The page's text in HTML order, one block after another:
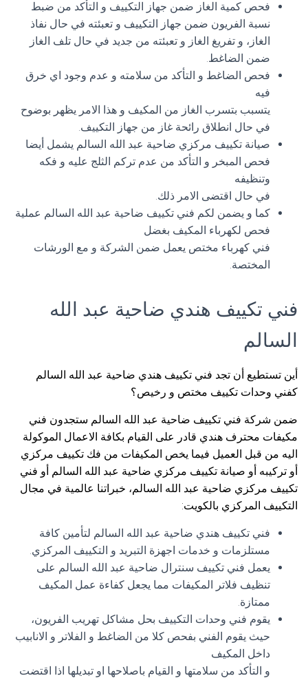
فحص كمية الغاز ضمن جهاز التكييف و التأكد من ضبط
نسبة الفريون ضمن جهاز التكييف و تعبئته في حال نفاذ
الغاز، و تفريغ الغاز و تعبئته من جديد في حال تلف الغاز
ضمن الضاغط.
فحص الضاغط و التأكد من سلامته و عدم وجود اي خرق
فيه
يتسبب بتسرب الغاز من المكيف و هذا الامر يظهر بوضوح
في حال انطلاق رائحة غاز من جهاز التكييف.
صيانة تكييف مركزي ضاحية عبد الله السالم يشمل أيضا
فحص المبخر و التأكد من عدم تركم الثلج عليه و فكه
وتنظيفه
في حال اقتضى الامر ذلك.
كما و يضمن لكم فني تكييف ضاحية عبد الله السالم عملية
فحص لكهرباء المكيف بغضل
فني كهرباء مختص يعمل ضمن الشركة و مع الورشات
المختصة.
فني تكييف هندي ضاحية عبد الله
السالم
أين تستطيع أن تجد فني تكييف هندي ضاحية عبد الله السالم
كفني وحدات تكييف مختص و رخيص؟
ضمن شركة فني تكييف ضاحية عبد الله السالم ستجدون فني
مكيفات محترف هندي قادر على القيام بكافة الاعمال الموكولة
اليه من قبل العميل فيما يخص المكيفات من فك تكييف مركزي
أو تركيبه أو صيانة تكييف مركزي ضاحية عبد الله السالم أو فني
تكييف مركزي ضاحية عبد الله السالم، خبراتنا عالمية في مجال
التكييف المركزي بالكويت:
فني تكييف هندي ضاحية عبد الله السالم لتأمين كافة
مستلزمات و خدمات اجهزة التبريد و التكييف المركزي.
يعمل فني تكييف سنترال ضاحية عبد الله السالم على
تنظيف فلاتر المكيفات مما يجعل كفاءة عمل المكيف
ممتازة.
يقوم فني وحدات التكييف بحل مشاكل تهريب الفريون،
حيث يقوم الفني بفحص كلا من الضاغط و الفلاتر و الانابيب
داخل المكيف
و التأكد من سلامتها و القيام باصلاحها او تبديلها اذا اقتضت